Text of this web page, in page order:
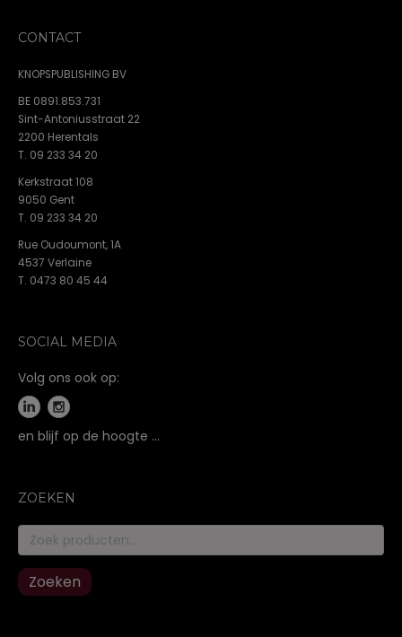
CONTACT
KNOPSPUBLISHING BV
BE 0891.853.731
Sint-Antoniusstraat 22
2200 Herentals
T. 09 233 34 20
Kerkstraat 108
9050 Gent
T. 09 233 34 20
Rue Oudoumont, 1A
4537 Verlaine
T. 0473 80 45 44
SOCIAL MEDIA
Volg ons ook op:
en blijf op de hoogte …
ZOEKEN
Zoeken
naar:
Zoeken